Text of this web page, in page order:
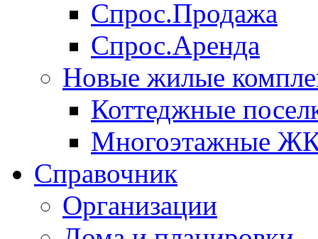
Спрос.Продажа
Спрос.Аренда
Новые жилые
Коттеджные
Многоэтажные
Справочник
Организации